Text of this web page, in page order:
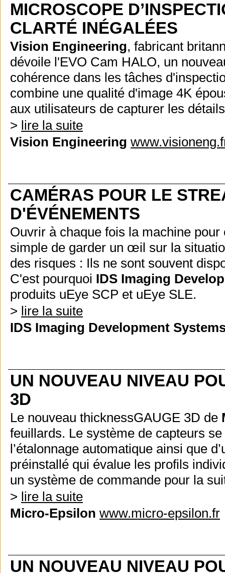
MICROSCOPE
CLARTÉ INÉGALÉES
Vision Engineering, fabricant
dévoile l'EVO Cam HALO, un
cohérence dans les tâches
combine une qualité d'image 4K
aux utilisateurs de capturer les
> lire la suite
Vision Engineering
CAMÉRAS POUR LE
D'ÉVÉNEMENTS
Ouvrir à chaque fois la machine
simple de garder un œil sur la
des risques : Ils ne sont souvent
C'est pourquoi IDS Imaging
produits uEye SCP et uEye SLE.
> lire la suite
IDS Imaging Development
UN NOUVEAU NIVEAU
3D
Le nouveau thicknessGAUGE 3D de
feuillards. Le système de capteurs
l’étalonnage automatique ainsi que
préinstallé qui évalue les profils
un système de commande pour la
> lire la suite
Micro-Epsilon www.micro-epsilon.fr
UN NOUVEAU NIVEAU